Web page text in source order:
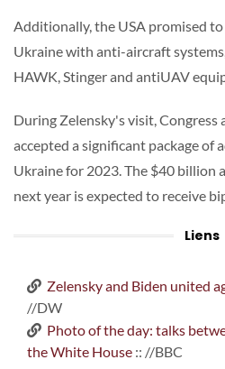
Additionally, the USA promised
Ukraine with anti-aircraft
HAWK, Stinger and antiUAV
During Zelensky's visit, Congress
accepted a significant package of
Ukraine for 2023. The $40 billion
next year is expected to receive
Liens
Zelensky and Biden united
//DW
Photo of the day: talks
the White House :: //BBC